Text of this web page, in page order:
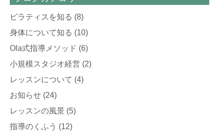
ピラティスを知る (8)
身体について知る (10)
Ola式指導メソッド (6)
小規模スタジオ経営 (2)
レッスンについて (4)
お知らせ (24)
レッスンの風景 (5)
指導のくふう (12)